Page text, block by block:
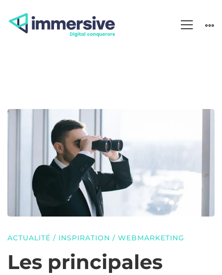
Les
principales
tendances
du
marketing
ACTUALITÉ / INSPIRATION / WEBMARKETING
Les principales